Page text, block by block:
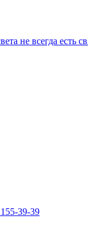
всегда есть
39-39